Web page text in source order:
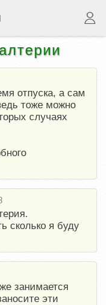
отпуска, а сам
тоже можно
случаях
сколько я буду
занимается
эти